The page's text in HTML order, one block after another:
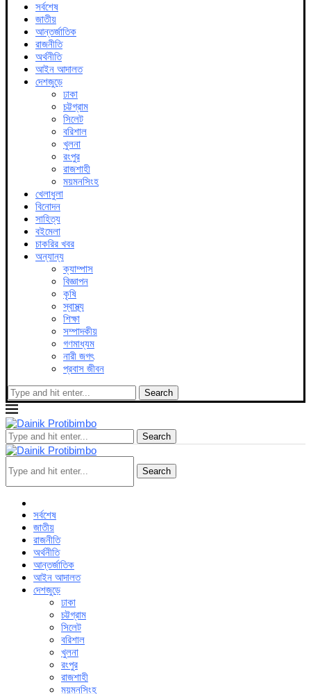
সর্বশেষ
জাতীয়
আন্তর্জাতিক
রাজনীতি
অর্থনীতি
আইন আদালত
দেশজুড়ে
ঢাকা
চট্টগ্রাম
সিলেট
বরিশাল
খুলনা
রংপুর
রাজশাহী
ময়মনসিংহ
খেলাধুলা
বিনোদন
সাহিত্য
বইমেলা
চাকরির খবর
অন্যান্য
ক্যাম্পাস
বিজ্ঞাপন
কৃষি
স্বাস্থ্য
শিক্ষা
সম্পাদকীয়
গণমাধ্যম
নারী জগৎ
প্রবাস জীবন
Search
Search
Search
সর্বশেষ
জাতীয়
রাজনীতি
অর্থনীতি
আন্তর্জাতিক
আইন আদালত
দেশজুড়ে
ঢাকা
চট্টগ্রাম
সিলেট
বরিশাল
খুলনা
রংপুর
রাজশাহী
ময়মনসিংহ